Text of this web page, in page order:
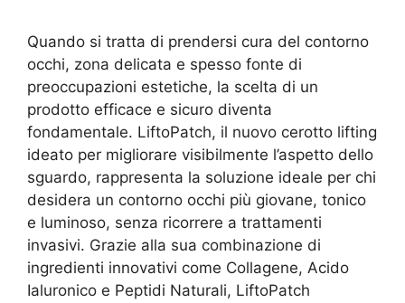
Quando si tratta di prendersi cura del contorno
occhi, zona delicata e spesso fonte di
preoccupazioni estetiche, la scelta di un
prodotto efficace e sicuro diventa
fondamentale. LiftoPatch, il nuovo cerotto lifting
ideato per migliorare visibilmente l’aspetto dello
sguardo, rappresenta la soluzione ideale per chi
desidera un contorno occhi più giovane, tonico
e luminoso, senza ricorrere a trattamenti
invasivi. Grazie alla sua combinazione di
ingredienti innovativi come Collagene, Acido
Ialuronico e Peptidi Naturali, LiftoPatch